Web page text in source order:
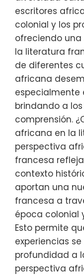
escritores
colonial y los
ofreciendo una
la literatura
de diferentes
africana
especialmente
brindando a
comprensión.
africana en la
perspectiva
francesa
contexto
aportan una
francesa a
época colonial
Esto permite
experiencias
profundidad a
perspectiva